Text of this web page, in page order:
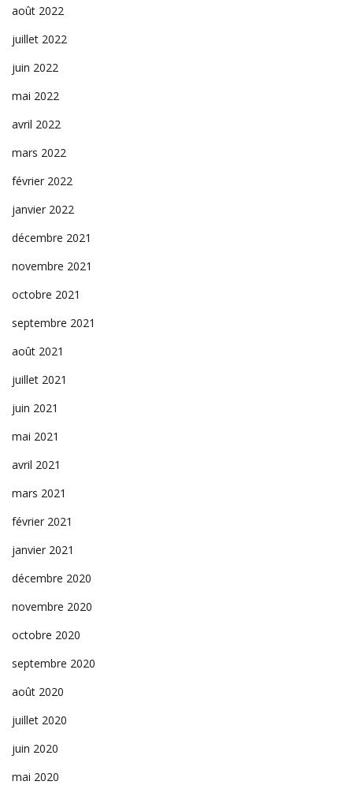
août 2022
juillet 2022
juin 2022
mai 2022
avril 2022
mars 2022
février 2022
janvier 2022
décembre 2021
novembre 2021
octobre 2021
septembre 2021
août 2021
juillet 2021
juin 2021
mai 2021
avril 2021
mars 2021
février 2021
janvier 2021
décembre 2020
novembre 2020
octobre 2020
septembre 2020
août 2020
juillet 2020
juin 2020
mai 2020